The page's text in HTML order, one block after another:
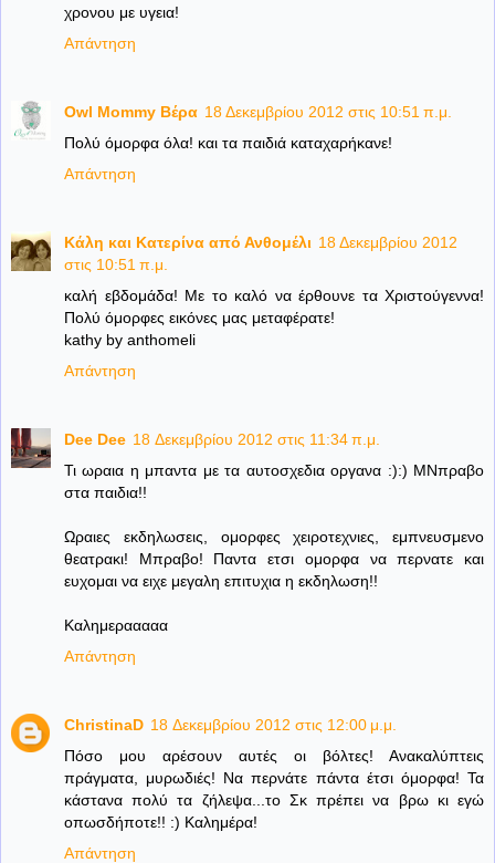
χρονου με υγεια!
Απάντηση
Owl Mommy Βέρα 18 Δεκεμβρίου 2012 στις 10:51 π.μ.
Πολύ όμορφα όλα! και τα παιδιά καταχαρήκανε!
Απάντηση
Κάλη και Κατερίνα από Ανθομέλι 18 Δεκεμβρίου 2012
στις 10:51 π.μ.
καλή εβδομάδα! Με το καλό να έρθουνε τα Χριστούγεννα!
Πολύ όμορφες εικόνες μας μεταφέρατε!
kathy by anthomeli
Απάντηση
Dee Dee 18 Δεκεμβρίου 2012 στις 11:34 π.μ.
Τι ωραια η μπαντα με τα αυτοσχεδια οργανα :):) ΜΝπραβο
στα παιδια!!
Ωραιες εκδηλωσεις, ομορφες χειροτεχνιες, εμπνευσμενο
θεατρακι! Μπραβο! Παντα ετσι ομορφα να περνατε και
ευχομαι να ειχε μεγαλη επιτυχια η εκδηλωση!!
Καλημερααααα
Απάντηση
ChristinaD 18 Δεκεμβρίου 2012 στις 12:00 μ.μ.
Πόσο μου αρέσουν αυτές οι βόλτες! Ανακαλύπτεις
πράγματα, μυρωδιές! Να περνάτε πάντα έτσι όμορφα! Τα
κάστανα πολύ τα ζήλεψα...το Σκ πρέπει να βρω κι εγώ
οπωσδήποτε!! :) Καλημέρα!
Απάντηση